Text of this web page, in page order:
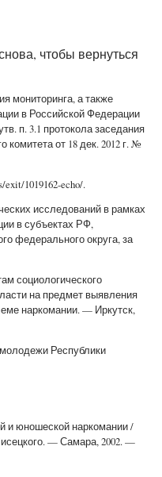
чтобы вернуться
мониторинга, а также
в Российской Федерации
п. 3.1 протокола заседания
комитета от 18 дек. 2012 г. №
1019162-echo/.
исследований в рамках
в субъектах РФ,
федерального округа, за
социологического
на предмет выявления
наркомании. — Иркутск,
Республики
и юношеской наркомании /
— Самара, 2002. —